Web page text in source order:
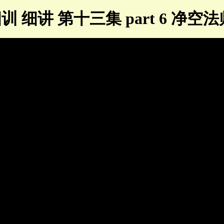
细讲 第十三集 part 6 净空法